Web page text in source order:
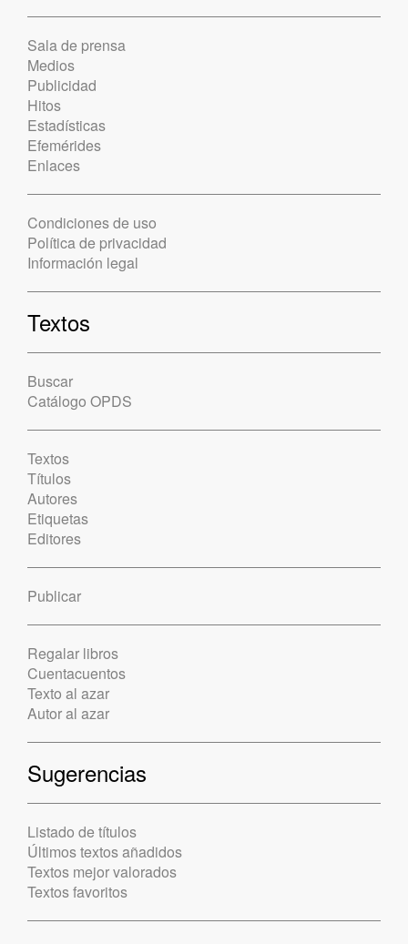
Sala de prensa
Medios
Publicidad
Hitos
Estadísticas
Efemérides
Enlaces
Condiciones de uso
Política de privacidad
Información legal
Textos
Buscar
Catálogo OPDS
Textos
Títulos
Autores
Etiquetas
Editores
Publicar
Regalar libros
Cuentacuentos
Texto al azar
Autor al azar
Sugerencias
Listado de títulos
Últimos textos añadidos
Textos mejor valorados
Textos favoritos